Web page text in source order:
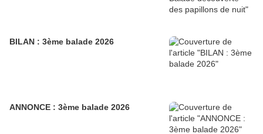
BILAN : 3ème balade 2026
ANNONCE : 3ème balade 2026